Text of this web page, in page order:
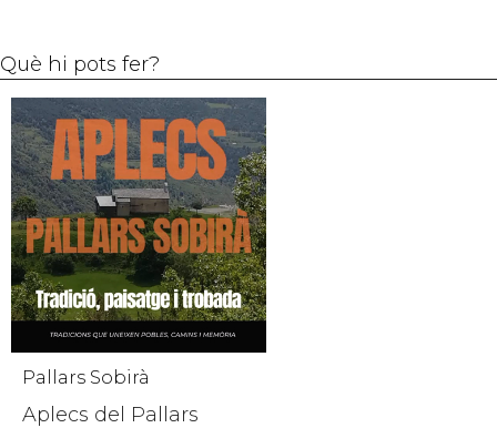
Què hi pots fer?
Pallars Sobirà
Aplecs del Pallars